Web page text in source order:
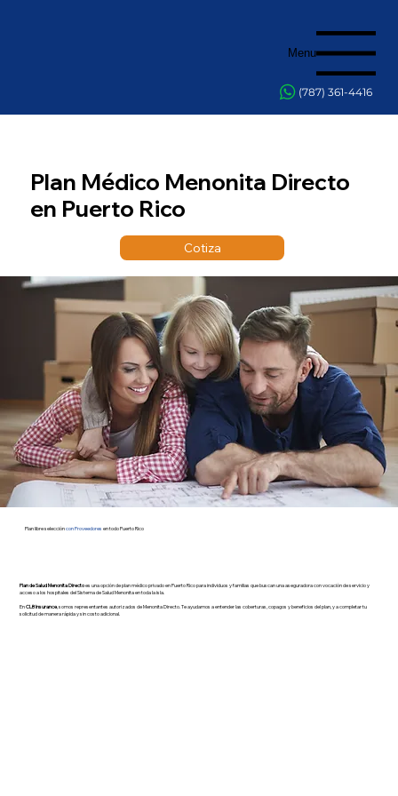
Menu
(787) 361-4416
Plan Médico Menonita Directo
en Puerto Rico
Cotiza
Plan libre seleccióncon Proveedores en todo Puerto Rico
Plan de Salud MenonitaDirectoes una opción de plan médico privado en Puerto Rico para individuos y familias que buscan una aseguradora con vocación de servicio y
acceso a los hospitales del Sistema de Salud Menonita en toda la isla.
EnCLB Insurance, somos representantes autorizados de Menonita Directo. Te ayudamos a entender las coberturas, copagos y beneficios del plan, y a completar tu
solicitud de manera rápida y sin costo adicional.